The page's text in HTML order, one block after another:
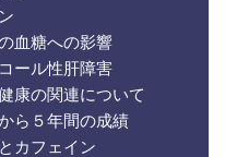
血糖への影響
ール性肝障害
康の関連について
ら５年間の成績
カフェイン